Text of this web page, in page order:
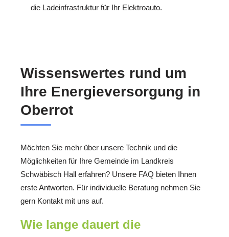
die Ladeinfrastruktur für Ihr Elektroauto.
Wissenswertes rund um
Ihre Energieversorgung in
Oberrot
Möchten Sie mehr über unsere Technik und die
Möglichkeiten für Ihre Gemeinde im Landkreis
Schwäbisch Hall erfahren? Unsere FAQ bieten Ihnen
erste Antworten. Für individuelle Beratung nehmen Sie
gern Kontakt mit uns auf.
Wie lange dauert die